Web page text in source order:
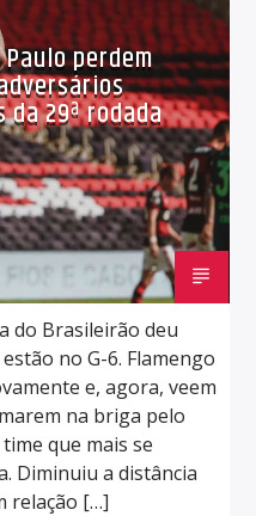
perdem
da 29ª rodada
do Brasileirão deu
no G-6. Flamengo
e, agora, veem
na briga pelo
que mais se
Diminuiu a distância
relação […]